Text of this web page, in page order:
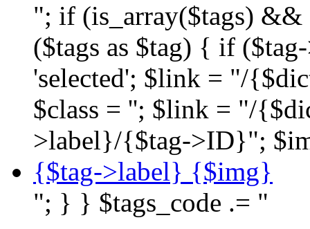
"; if (is_array($tags) &&
($tags as $tag) { if
'selected'; $link = "/
$class = ''; $link = "/
>label}/{$tag->ID}";
{$tag->label} {$img}
"; } } $tags_code .= "